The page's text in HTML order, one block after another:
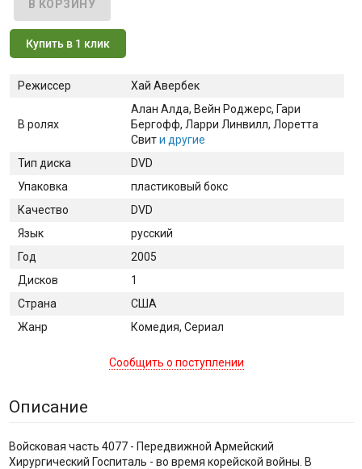
Купить в 1 клик
Режиссер Хай Авербек
В ролях
Алан Алда, Вейн Роджерс, Гари
Бергофф, Ларри Линвилл, Лоретта
Свити другие
Тип диска
DVD
Упаковка
пластиковый бокс
Качество
DVD
Язык
русский
Год
2005
Дисков
1
Страна
США
Жанр
Комедия, Сериал
Сообщить о поступлении
Описание
Войсковая часть 4077 - Передвижной Армейский
Хирургический Госпиталь - во время корейской войны. В